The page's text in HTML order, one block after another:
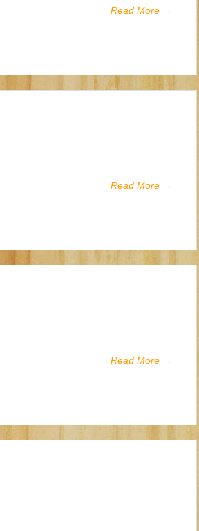
Read More →
Read More →
Read More →